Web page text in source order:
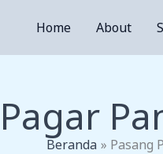
Home About
Beranda Pasang